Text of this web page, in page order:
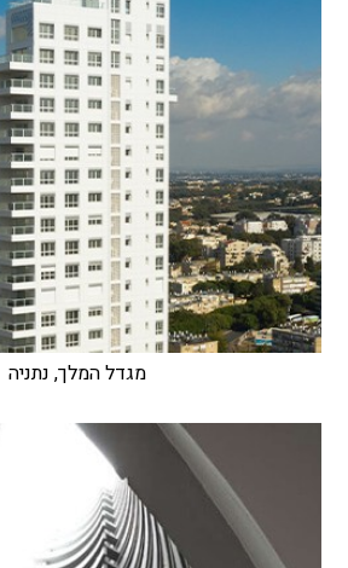
מגדל המלך, נתניה